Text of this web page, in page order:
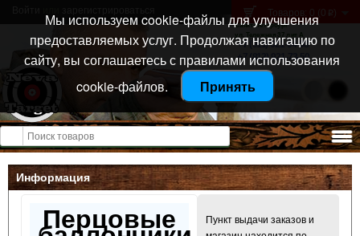
Санкт-Петербург
ул. Тележная 37 лит А
+7 (911) 021-04-08
+7 (812) 921-73-50
Товаров: 0 (0 p )
Открыть меню
Информация
Перцовые
Пункт выдачи заказов и
Мы используем cookie-файлы для улучшения
предоставляемых услуг. Продолжая навигацию по
сайту, вы соглашаетесь с правилами использования
cookie-файлов.
Принять